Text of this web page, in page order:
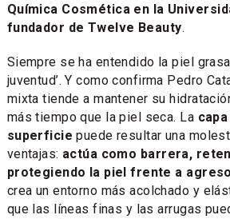
Química Cosmética en la
fundador de Twelve Beauty.
Siempre se ha entendido la piel
juventud’. Y como confirma Pedro
mixta tiende a mantener su
más tiempo que la piel seca. La
superficiepuede resultar una
ventajas: actúa como barrera,
protegiendo la piel frente a
crea un entorno más acolchado y
que las líneas finas y las arrugas